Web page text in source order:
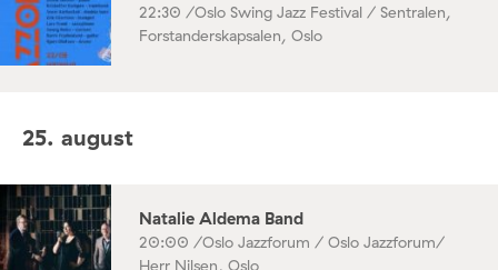
22:30 /Oslo Swing Jazz Festival / Sentralen,
Forstanderskapsalen, Oslo
25. august
Natalie Aldema Band
20:00 /Oslo Jazzforum / Oslo Jazzforum/
Herr Nilsen, Oslo